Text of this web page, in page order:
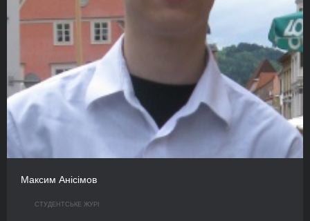
Максим Анісімов
СТУДЕНТСЬКЕ ЖУРІ